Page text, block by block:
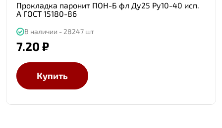
Прокладка паронит ПОН-Б фл Ду25 Ру10-40 исп.
А ГОСТ 15180-86
В наличии - 28247 шт
7.20 ₽
Купить